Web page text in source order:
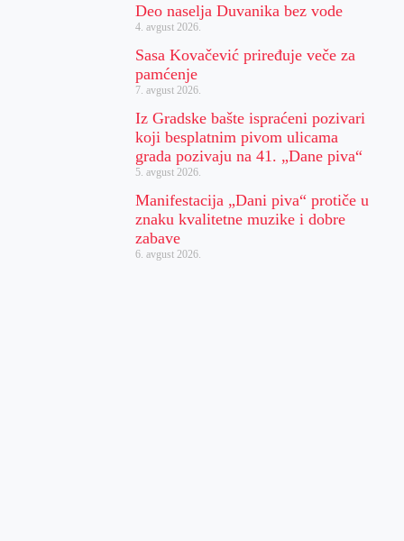
Deo naselja Duvanika bez vode
4. avgust 2026.
Sasa Kovačević priređuje veče za
pamćenje
7. avgust 2026.
Iz Gradske bašte ispraćeni pozivari
koji besplatnim pivom ulicama
grada pozivaju na 41. „Dane piva“
5. avgust 2026.
Manifestacija „Dani piva“ protiče u
znaku kvalitetne muzike i dobre
zabave
6. avgust 2026.